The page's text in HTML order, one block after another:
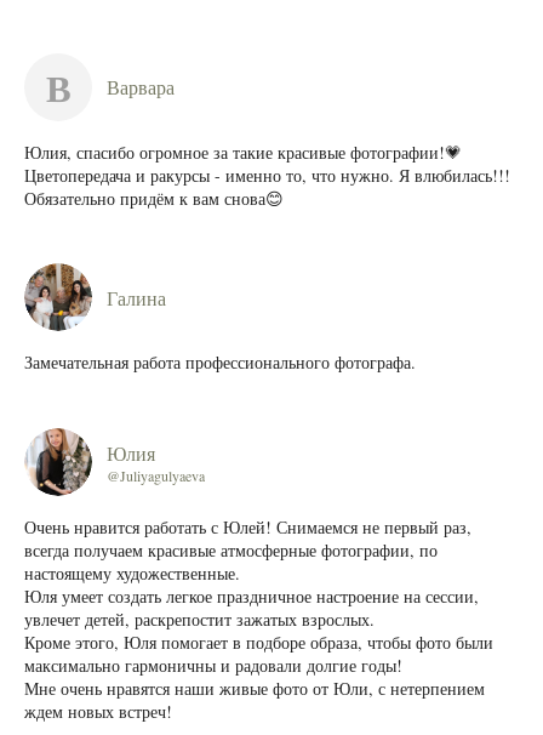
В Варвара
Юлия, спасибо огромное за такие красивые фотографии!💗
Цветопередача и ракурсы - именно то, что нужно. Я влюбилась!!!
Обязательно придём к вам снова😊
Галина
Замечательная работа профессионального фотографа.
Юлия
@Juliyagulyaeva
Очень нравится работать с Юлей! Снимаемся не первый раз,
всегда получаем красивые атмосферные фотографии, по
настоящему художественные.
Юля умеет создать легкое праздничное настроение на сессии,
увлечет детей, раскрепостит зажатых взрослых.
Кроме этого, Юля помогает в подборе образа, чтобы фото были
максимально гармоничны и радовали долгие годы!
Мне очень нравятся наши живые фото от Юли, с нетерпением
ждем новых встреч!